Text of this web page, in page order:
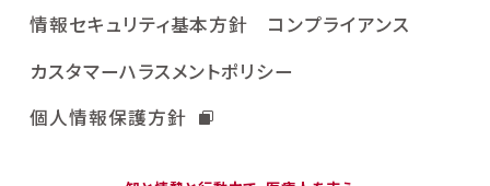
情報セキュリティ基本方針
コンプライアンス
カスタマーハラスメントポリシー
個人情報保護方針